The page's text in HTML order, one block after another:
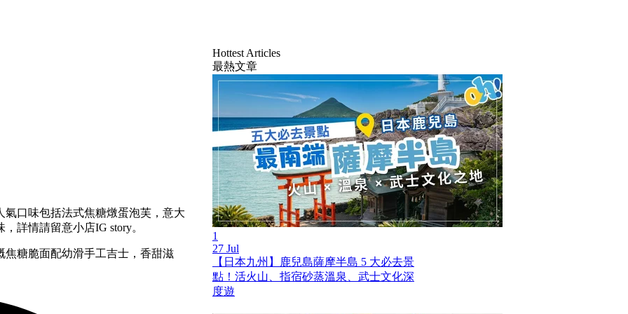
口味包括法式焦糖燉蛋泡芙，意大
詳情請留意小店IG story。
糖脆面配幼滑手工吉士，香甜滋
Hottest Articles
最熱文章
1
27 Jul
【日本九州】鹿兒島薩摩半島 5 大必去景
點！活火山、指宿砂蒸溫泉、武士文化深
度遊